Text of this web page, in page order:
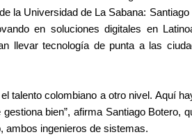
la Universidad de La Sabana:
en soluciones digitales en
llevar tecnología de punta a las
talento colombiano a otro nivel. Aquí
bien”, afirma Santiago Botero,
ambos ingenieros de sistemas.